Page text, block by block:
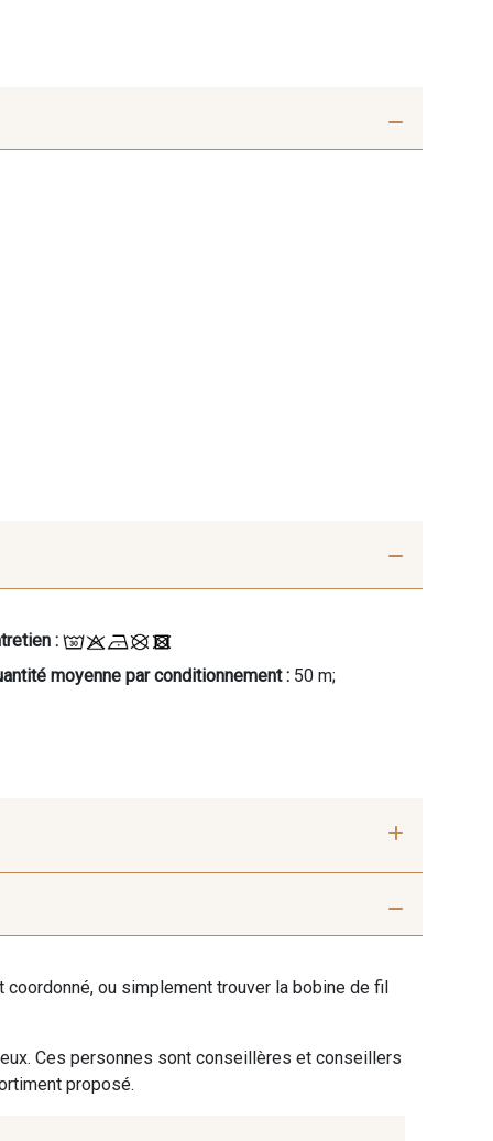
:
moyenne par conditionnement : 50 m;
44 - Gris Acier
lilas
ou simplement trouver la bobine de fil
Ces personnes sont conseillères et conseillers
proposé.